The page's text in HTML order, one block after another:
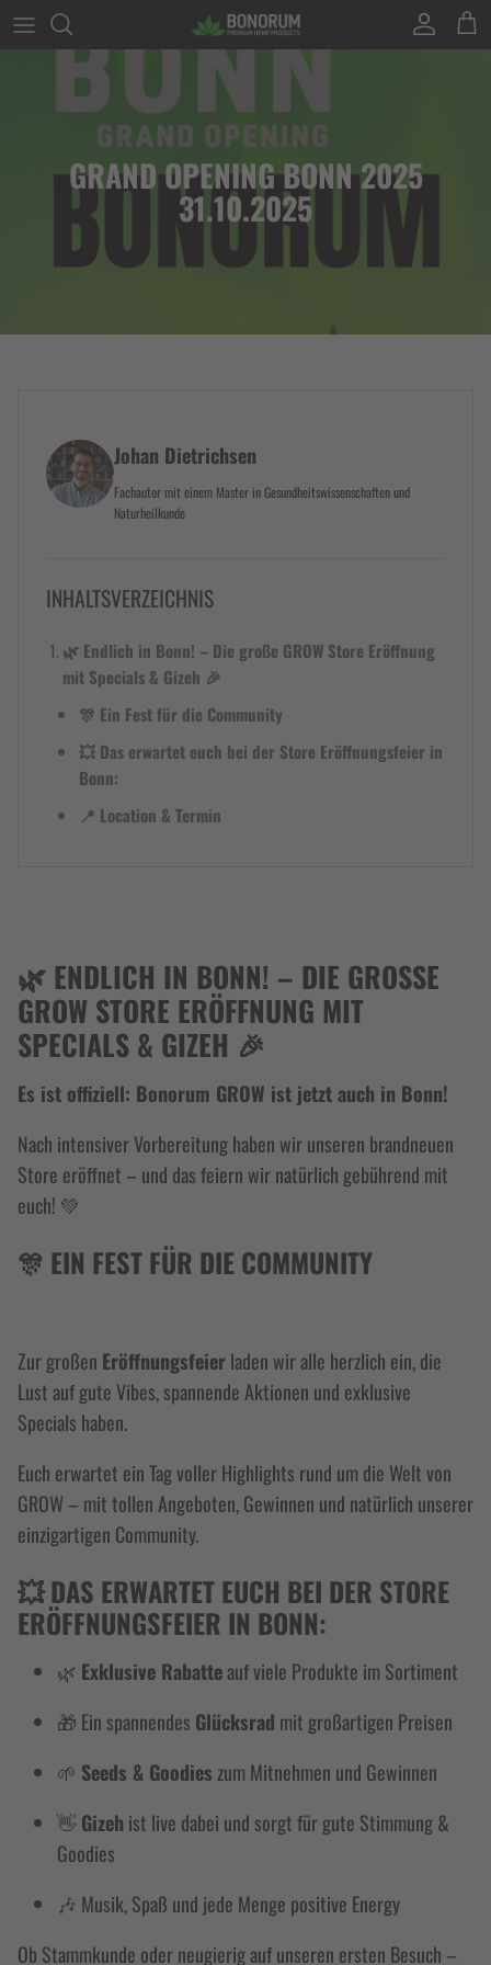
Direkt zum Inhalt
Konto
GRAND OPENING BONN 2025
31.10.2025
Johan Dietrichsen
Fachautor mit einem Master in Gesundheitswissenschaften und
Naturheilkunde
INHALTSVERZEICHNIS
🌿 Endlich in Bonn! – Die große GROW Store Eröffnung
mit Specials & Gizeh 🎉
🎊 Ein Fest für die Community
💥 Das erwartet euch bei der Store Eröffnungsfeier in
Bonn:
📍 Location & Termin
🌿 ENDLICH IN BONN! – DIE GROSSE G
ROW STORE ERÖFFNUNG MIT S
PECIALS & GIZEH 🎉
Es ist offiziell: Bonorum GROW ist jetzt auch in Bonn!
Nach intensiver Vorbereitung haben wir unseren brandneuen
Store eröffnet – und das feiern wir natürlich gebührend mit
euch! 💚
🎊 EIN FEST FÜR DIE COMMUNITY
Zur großen Eröffnungsfeierladen wir alle herzlich ein, die
Lust auf gute Vibes, spannende Aktionen und exklusive
Specials haben.
Euch erwartet ein Tag voller Highlights rund um die Welt von
GROW – mit tollen Angeboten, Gewinnen und natürlich unserer
einzigartigen Community.
💥 DAS ERWARTET EUCH BEI DER STORE
ERÖFFNUNGSFEIER IN BONN:
🌿 Exklusive Rabatteauf viele Produkte im Sortiment
🎁 Ein spannendes Glücksrad mit großartigen Preisen
🌱 Seeds & Goodieszum Mitnehmen und Gewinnen
👋Gizeh ist live dabei und sorgt für gute Stimmung &
Goodies
🎶 Musik, Spaß und jede Menge positive Energy
Ob Stammkunde oder neugierig auf unseren ersten Besuch –